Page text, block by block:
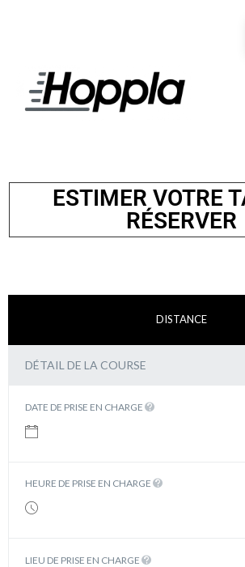
ESTIMER VOTRE
RÉSERVER
DISTANCE
DÉTAIL DE LA COURSE
DATE DE PRISE EN CHARGE
HEURE DE PRISE EN CHARGE
LIEU DE PRISE EN CHARGE